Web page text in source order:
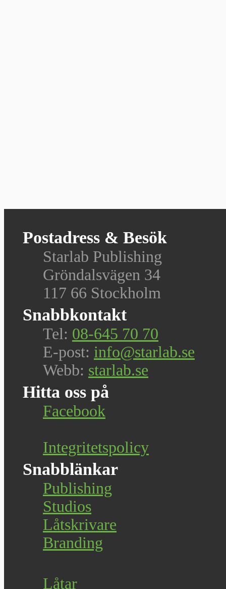
Postadress & Besök
Starlab Publishing
Gröndalsvägen 34
117 66 Stockholm
Snabbkontakt
Tel: 08-645 70 70
E-post: info@starlab.se
Webb: starlab.se
Hitta oss på
Facebook
Integritetspolicy
Snabblänkar
Publishing
Studios
Låtskrivare
Branding
Låtar